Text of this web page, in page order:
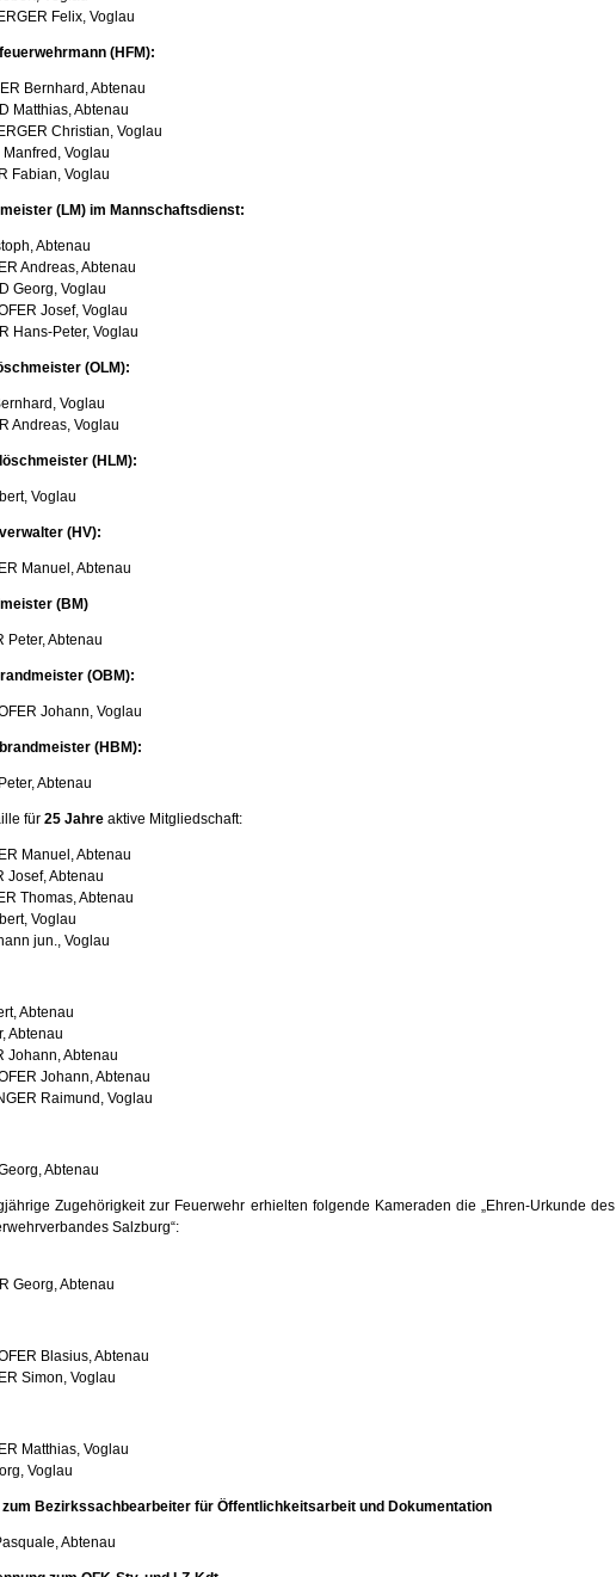
Felix, Voglau
(HFM):
Bernhard, Abtenau
Matthias, Abtenau
Christian, Voglau
Manfred, Voglau
Fabian, Voglau
(LM) im Mannschaftsdienst:
Abtenau
Andreas, Abtenau
Georg, Voglau
Josef, Voglau
Hans-Peter, Voglau
(OLM):
Voglau
Andreas, Voglau
(HLM):
Voglau
(HV):
Manuel, Abtenau
(BM)
Peter, Abtenau
(OBM):
Johann, Voglau
(HBM):
Abtenau
für 25 Jahre aktive Mitgliedschaft:
Manuel, Abtenau
Josef, Abtenau
Thomas, Abtenau
Voglau
jun., Voglau
Abtenau
Abtenau
Johann, Abtenau
Johann, Abtenau
Raimund, Voglau
Abtenau
Zugehörigkeit zur Feuerwehr erhielten folgende Kameraden die „Ehren-Urkunde des
Salzburg“:
Georg, Abtenau
Blasius, Abtenau
Simon, Voglau
Matthias, Voglau
Voglau
zum Bezirkssachbearbeiter für Öffentlichkeitsarbeit und Dokumentation
Abtenau